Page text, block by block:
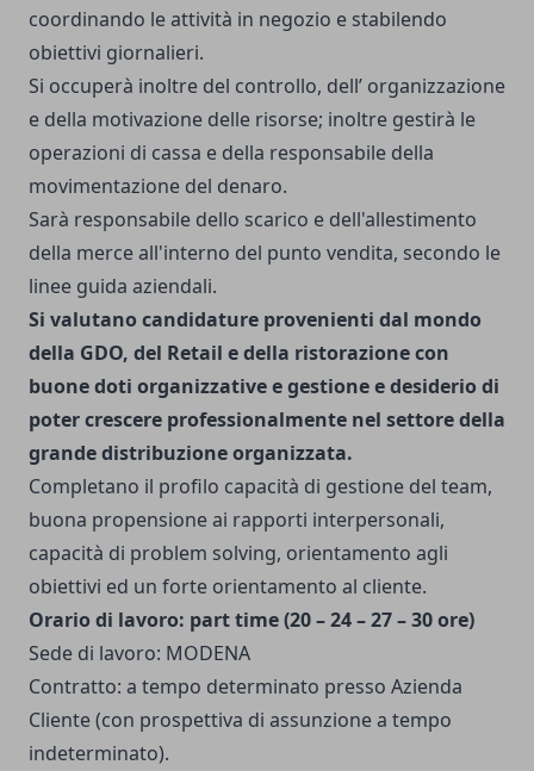
coordinando le attività in negozio e stabilendo
obiettivi giornalieri.
Si occuperà inoltre del controllo, dell’ organizzazione
e della motivazione delle risorse; inoltre gestirà le
operazioni di cassa e della responsabile della
movimentazione del denaro.
Sarà responsabile dello scarico e dell'allestimento
della merce all'interno del punto vendita, secondo le
linee guida aziendali.
Si valutano candidature provenienti dal mondo
della GDO, del Retail e della ristorazione con
buone doti organizzative e gestione e desiderio di
poter crescere professionalmente nel settore della
grande distribuzione organizzata.
Completano il profilo capacità di gestione del team,
buona propensione ai rapporti interpersonali,
capacità di problem solving, orientamento agli
obiettivi ed un forte orientamento al cliente.
Orario di lavoro: part time (20 – 24 – 27 – 30 ore)
Sede di lavoro: MODENA
Contratto: a tempo determinato presso Azienda
Cliente (con prospettiva di assunzione a tempo
indeterminato).